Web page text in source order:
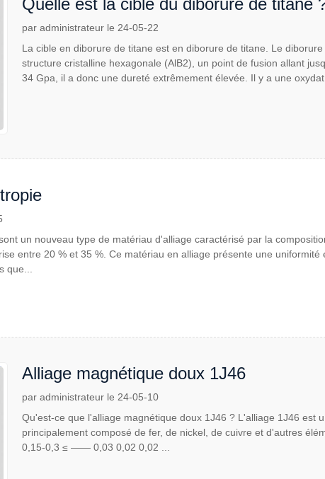
Quelle est la cible du diborure de titane
par administrateur le 24-05-22
La cible en diborure de titane est en diborure de titane. Le
structure cristalline hexagonale (AlB2), un point de fusion allant
34 Gpa, il a donc une dureté extrêmement élevée. Il y a une
un nouveau type de matériau d'alliage caractérisé par la
entre 20 % et 35 %. Ce matériau en alliage présente une
que...
Alliage magnétique doux 1J46
par administrateur le 24-05-10
Qu'est-ce que l'alliage magnétique doux 1J46 ? L'alliage 1J46 est
principalement composé de fer, de nickel, de cuivre et d'autres
0,15-0,3 ≤ —— 0,03 0,02 0,02 ...